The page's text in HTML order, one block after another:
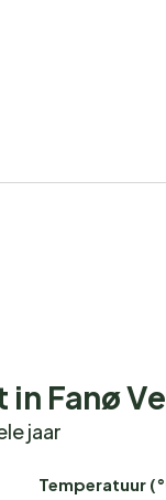
in Fanø
jaar
Temperatuur